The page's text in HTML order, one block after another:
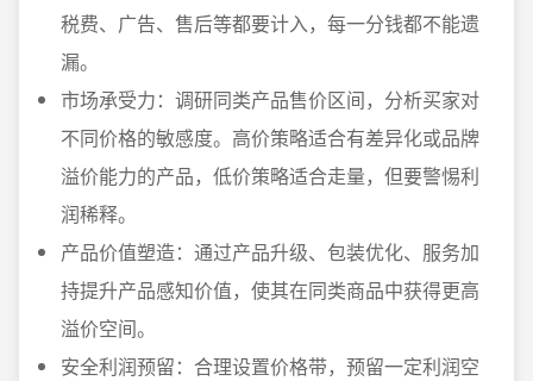
税费、广告、售后等都要计入，每一分钱都不能遗
漏。
市场承受力：调研同类产品售价区间，分析买家对
不同价格的敏感度。高价策略适合有差异化或品牌
溢价能力的产品，低价策略适合走量，但要警惕利
润稀释。
产品价值塑造：通过产品升级、包装优化、服务加
持提升产品感知价值，使其在同类商品中获得更高
溢价空间。
安全利润预留：合理设置价格带，预留一定利润空